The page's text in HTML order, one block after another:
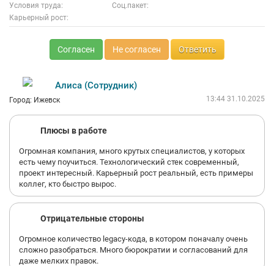
Условия труда:
Соц.пакет:
Карьерный рост:
Согласен Не согласен Ответить
Алиса (Сотрудник)
Город: Ижевск 13:44 31.10.2025
Плюсы в работе
Огромная компания, много крутых специалистов, у которых
есть чему поучиться. Технологический стек современный,
проект интересный. Карьерный рост реальный, есть примеры
коллег, кто быстро вырос.
Отрицательные стороны
Огромное количество legacy-кода, в котором поначалу очень
сложно разобраться. Много бюрократии и согласований для
даже мелких правок.